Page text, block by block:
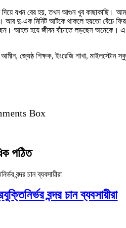
দিয়ে যখন বের হয়, তখন আগুন খুব কাছাকাছি।
দু-এক মিনিট আটকে থাকলে হয়তো বেঁচে ফিরতে
আহত হয়ে জীবন বাঁচাতে লড়ছেন অনেকে। এ
আমীন, জ্যেষ্ঠ শিক্ষক, ইংরেজি শাখা, মাইলস্টোন
Box
পঠিত
বন্দর চান ব্যবসায়ীরা